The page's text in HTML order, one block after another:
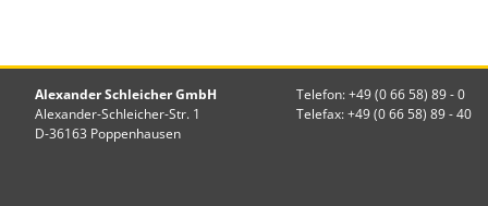
Alexander Schleicher GmbH
Alexander-Schleicher-Str. 1
D-36163 Poppenhausen
Telefon: +49 (0 66 58) 89 - 0
Telefax: +49 (0 66 58) 89 - 40